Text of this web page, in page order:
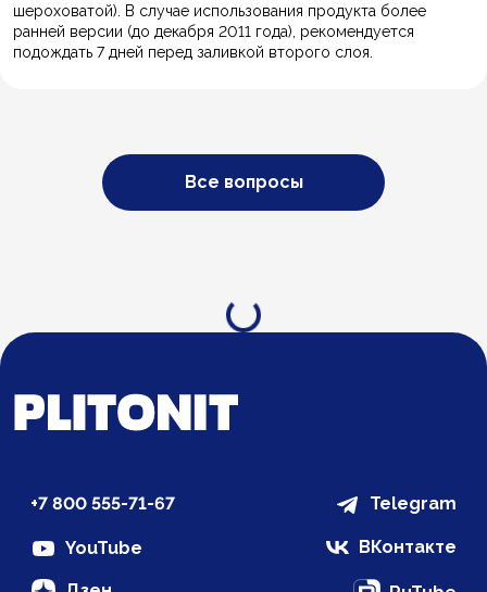
шероховатой). В случае использования продукта более
ранней версии (до декабря 2011 года), рекомендуется
подождать 7 дней перед заливкой второго слоя.
Все вопросы
Загрузка...
+7 800 555-71-67 Telegram
YouTube ВКонтакте